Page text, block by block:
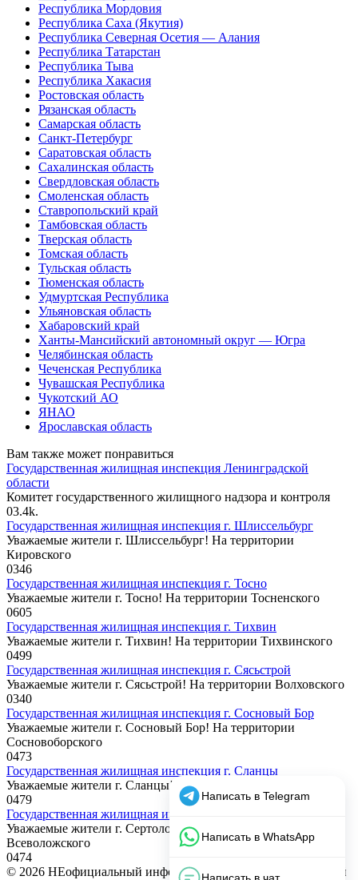
Республика Мордовия
Республика Саха (Якутия)
Республика Северная Осетия — Алания
Республика Татарстан
Республика Тыва
Республика Хакасия
Ростовская область
Рязанская область
Самарская область
Санкт-Петербург
Саратовская область
Сахалинская область
Свердловская область
Смоленская область
Ставропольский край
Тамбовская область
Тверская область
Томская область
Тульская область
Тюменская область
Удмуртская Республика
Ульяновская область
Хабаровский край
Ханты-Мансийский автономный округ — Югра
Челябинская область
Чеченская Республика
Чувашская Республика
Чукотский АО
ЯНАО
Ярославская область
Вам также может понравиться
Государственная жилищная инспекция Ленинградской
области
Комитет государственного жилищного надзора и контроля
03.4k.
Государственная жилищная инспекция г. Шлиссельбург
Уважаемые жители г. Шлиссельбург! На территории
Кировского
0346
Государственная жилищная инспекция г. Тосно
Уважаемые жители г. Тосно! На территории Тосненского
0605
Государственная жилищная инспекция г. Тихвин
Уважаемые жители г. Тихвин! На территории Тихвинского
0499
Государственная жилищная инспекция г. Сясьстрой
Уважаемые жители г. Сясьстрой! На территории Волховского
0340
Государственная жилищная инспекция г. Сосновый Бор
Уважаемые жители г. Сосновый Бор! На территории
Сосновоборского
0473
Государственная жилищная инспекция г. Сланцы
Уважаемые жители г. Сланцы! На территории Сланцевского
0479
Государственная жилищная инспекция г. Сертолово
Уважаемые жители г. Сертолово! На территории
Всеволожского
0474
© 2026 НЕофициальный информационный сайт, содержащий